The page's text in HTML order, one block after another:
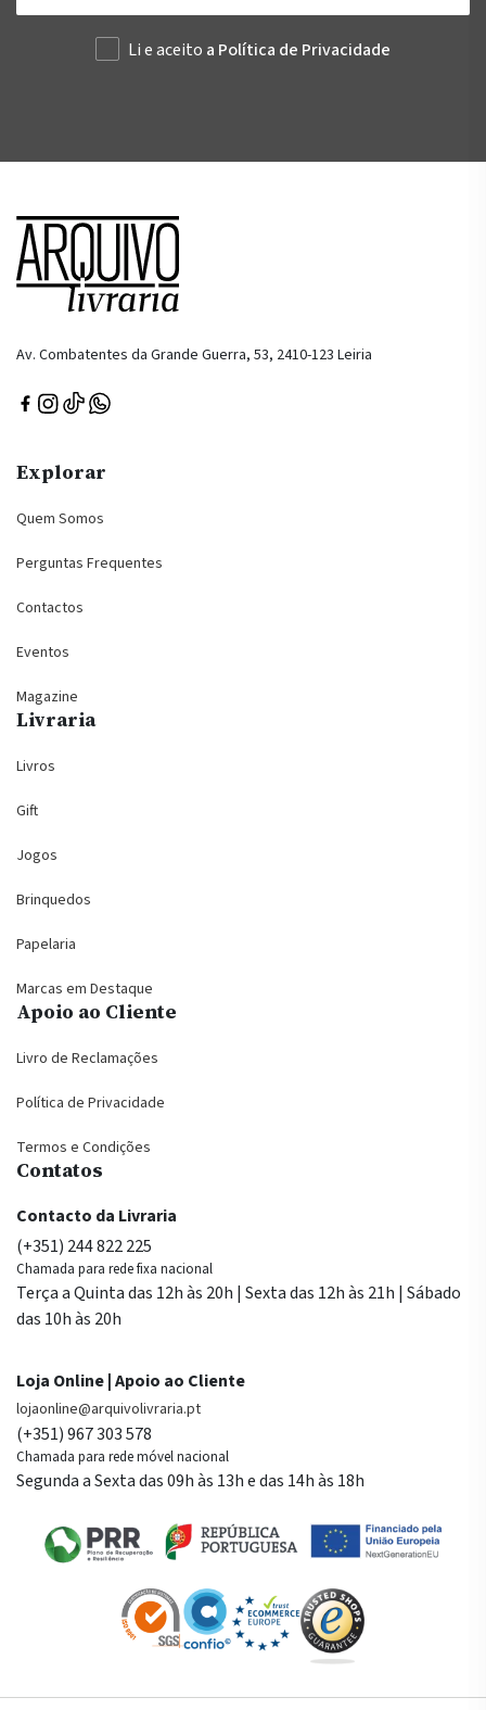
Li e aceito a Política de Privacidade
Av. Combatentes da Grande Guerra, 53, 2410-123 Leiria
Explorar
Quem Somos
Perguntas Frequentes
Contactos
Eventos
Magazine
Livraria
Livros
Gift
Jogos
Brinquedos
Papelaria
Marcas em Destaque
Apoio ao Cliente
Livro de Reclamações
Política de Privacidade
Termos e Condições
Contatos
Contacto da Livraria
(+351) 244 822 225
Chamada para rede fixa nacional
Terça a Quinta das 12h às 20h | Sexta das 12h às 21h | Sábado
das 10h às 20h
Loja Online | Apoio ao Cliente
lojaonline@arquivolivraria.pt
(+351) 967 303 578
Chamada para rede móvel nacional
Segunda a Sexta das 09h às 13h e das 14h às 18h